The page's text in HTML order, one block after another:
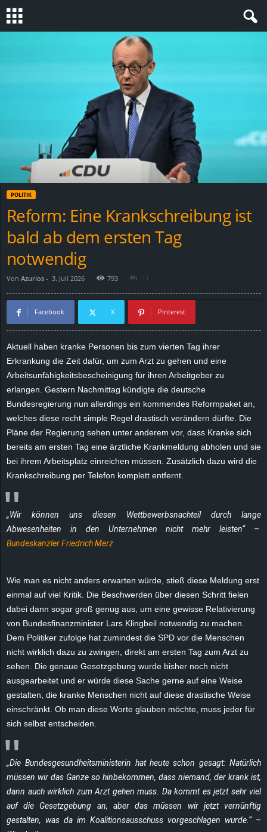
POLITIK
Reform: Eine Krankschreibung ist
bald ab dem ersten Tag
notwendig
Von Azurios - 3. Juli 2026 793 11
Facebook X Pinterest
Aktuell haben kranke Personen bis zum vierten Tag ihrer
Erkrankung die Zeit dafür, um zum Arzt zu gehen und eine
Arbeitsunfähigkeitsbescheinigung für ihren Arbeitgeber zu
erlangen. Gestern Nachmittag kündigte die deutsche
Bundesregierung nun allerdings ein kommendes Reformpaket an,
welches diese recht simple Regel drastisch verändern dürfte. Die
Pläne der Regierung sehen unter anderem vor, dass Kranke sich
bereits am ersten Tag eine ärztliche Krankmeldung abholen und sie
bei ihrem Arbeitsplatz einreichen müssen. Zusätzlich dazu wird die
Krankschreibung per Telefon komplett entfernt.
„Wir können uns diesen Wettbewerbsnachteil durch lange
Abwesenheiten in den Unternehmen nicht mehr leisten“ –
Bundeskanzler Friedrich Merz
Wie man es nicht anders erwarten würde, stieß diese Meldung erst
einmal auf viel Kritik. Die Beschwerden über diesen Schritt fielen
dabei dann sogar groß genug aus, um eine gewisse Relativierung
von Bundesfinanzminister Lars Klingbeil notwendig zu machen.
Dem Politiker zufolge hat zumindest die SPD vor die Menschen
nicht wirklich dazu zu zwingen, direkt am ersten Tag zum Arzt zu
sehen. Die genaue Gesetzgebung wurde bisher noch nicht
ausgearbeitet und er würde diese Sache gerne auf eine Weise
gestalten, die kranke Menschen nicht auf diese drastische Weise
einschränkt. Ob man diese Worte glauben möchte, muss jeder für
sich selbst entscheiden.
„Die Bundesgesundheitsministerin hat heute schon gesagt: Natürlich
müssen wir das Ganze so hinbekommen, dass niemand, der krank ist,
dann auch wirklich zum Arzt gehen muss. Da kommt es jetzt sehr viel
auf die Gesetzgebung an, aber das müssen wir jetzt vernünftig
gestalten, was da im Koalitionsausschuss vorgeschlagen wurde.“ –